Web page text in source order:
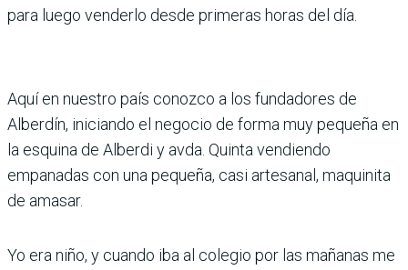
para luego venderlo desde primeras horas del día.
Aquí en nuestro país conozco a los fundadores de
Alberdín, iniciando el negocio de forma muy pequeña en
la esquina de Alberdi y avda. Quinta vendiendo
empanadas con una pequeña, casi artesanal, maquinita
de amasar.
Yo era niño, y cuando iba al colegio por las mañanas me